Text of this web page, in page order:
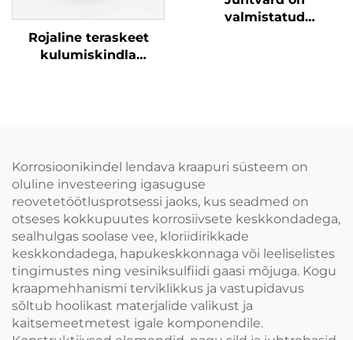
Rojaline teraskeet
kulumiskindla
valmistatud
Korrosioonikindel lendava kraapuri süsteem on
oluline investeering igasuguse
reovetetöötlusprotsessi jaoks, kus seadmed on
otseses kokkupuutes korrosiivsete keskkondadega,
sealhulgas soolase vee, kloriidirikkade
keskkondadega, hapukeskkonnaga või leeliselistes
tingimustes ning vesiniksulfiidi gaasi mõjuga. Kogu
kraapmehhanismi terviklikkus ja vastupidavus
sõltub hoolikast materjalide valikust ja
kaitsemeetmetest igale komponendile.